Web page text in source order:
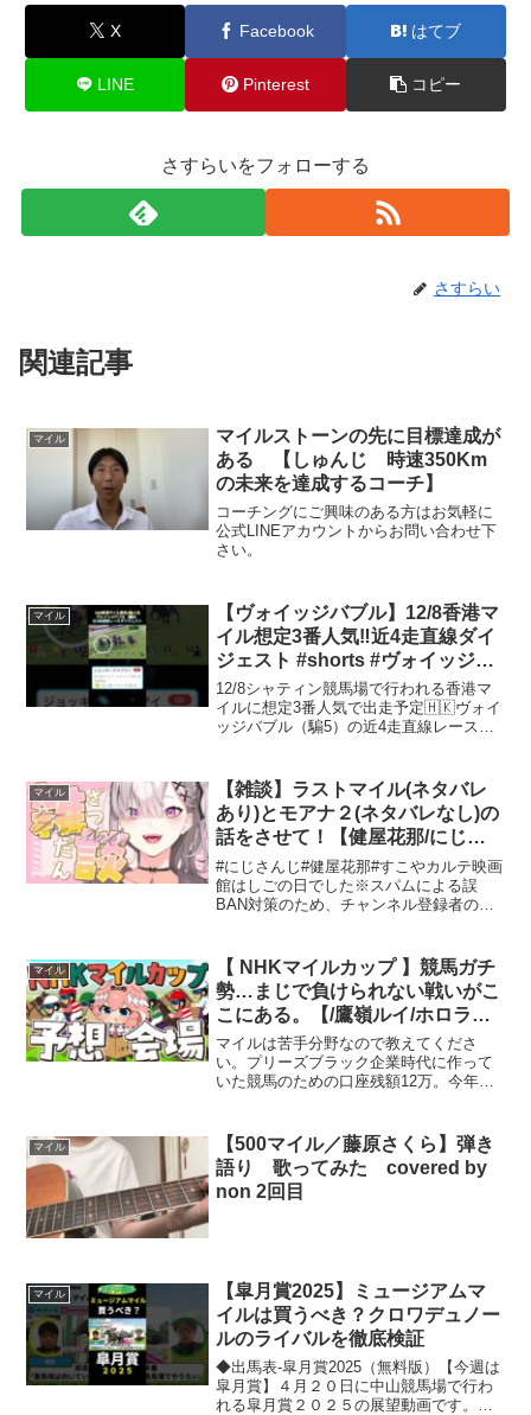
X Facebook はてブ
LINE Pinterest コピー
さすらいをフォローする
さすらい
関連記事
マイル
マイルストーンの先に目標達成が
ある 【しゅんじ 時速350Km
の未来を達成するコーチ】
コーチングにご興味のある方はお気軽に
公式LINEアカウントからお問い合わせ下
さい。
マイル
【ヴォイッジバブル】12/8香港マ
イル想定3番人気‼️近4走直線ダイ
ジェスト #shorts #ヴォイッジバ
ブル #香港マイル
12/8シャティン競馬場で行われる香港マ
イルに想定3番人気で出走予定🇭🇰ヴォイ
ッジバブル（騸5）の近4走直線レースダ
マイル予想#馬#香港
マイル
【雑談】ラストマイル(ネタバレ
あり)とモアナ２(ネタバレなし)の
話をさせて！【健屋花那/にじさ
んじ】
#にじさんじ#健屋花那#すこやカルテ映画
館はしごの日でした※スパムによる誤
BAN対策のため、チャンネル登録者のみ
くお願いいたします。ーーーお加減はい
かがでしょうか。にじ...
マイル
【 NHKマイルカップ 】競馬ガチ
勢…まじで負けられない戦いがこ
こにある。【/鷹嶺ルイ/ホロライ
ブ】
マイルは苦手分野なので教えてくださ
い。プリーズブラック企業時代に作って
いた競馬のための口座残額12万。今年は
リジナルソング「TSUBASA」...
マイル
【500マイル／藤原さくら】弾き
語り 歌ってみた covered by
non 2回目
マイル
【皐月賞2025】ミュージアムマ
イルは買うべき？クロワデュノー
ルのライバルを徹底検証
◆出馬表-皐月賞2025（無料版）【今週は
皐月賞】４月２０日に中山競馬場で行わ
れる皐月賞２０２５の展望動画です。栗